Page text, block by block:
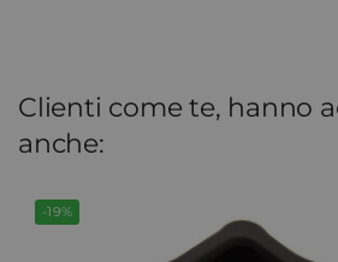
Clienti come te, hanno
anche:
-19%